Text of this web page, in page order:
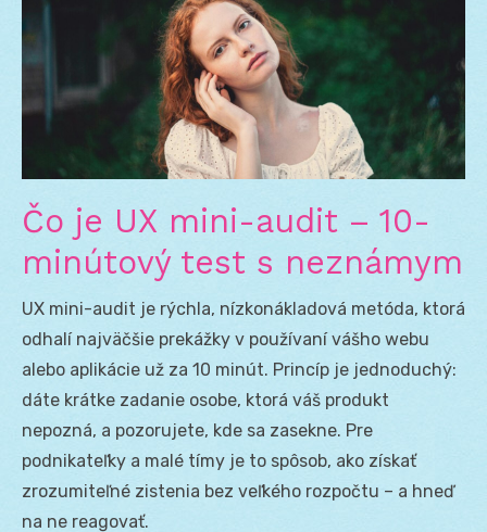
Čo je UX mini-audit – 10-
minútový test s neznámym
UX mini-audit je rýchla, nízkonákladová metóda, ktorá
odhalí najväčšie prekážky v používaní vášho webu
alebo aplikácie už za 10 minút. Princíp je jednoduchý:
dáte krátke zadanie osobe, ktorá váš produkt
nepozná, a pozorujete, kde sa zasekne. Pre
podnikateľky a malé tímy je to spôsob, ako získať
zrozumiteľné zistenia bez veľkého rozpočtu – a hneď
na ne reagovať.